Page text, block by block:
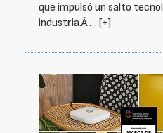
que impulsó un salto
industria.Â … [+]